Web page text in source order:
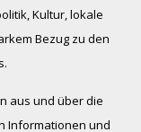
Kultur, lokale
Bezug zu den
aus und über die
Informationen und